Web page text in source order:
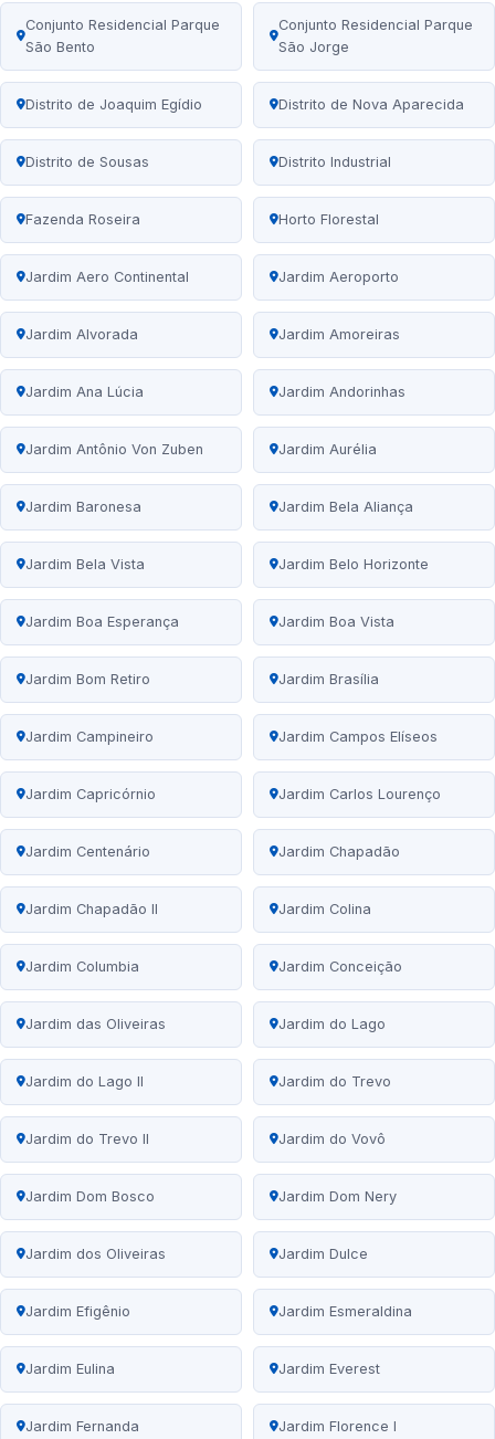
Conjunto Residencial Parque
São Bento
Conjunto Residencial Parque
São Jorge
Distrito de Joaquim Egídio Distrito de Nova Aparecida
Distrito de Sousas Distrito Industrial
Fazenda Roseira Horto Florestal
Jardim Aero Continental Jardim Aeroporto
Jardim Alvorada Jardim Amoreiras
Jardim Ana Lúcia Jardim Andorinhas
Jardim Antônio Von Zuben Jardim Aurélia
Jardim Baronesa Jardim Bela Aliança
Jardim Bela Vista Jardim Belo Horizonte
Jardim Boa Esperança Jardim Boa Vista
Jardim Bom Retiro Jardim Brasília
Jardim Campineiro Jardim Campos Elíseos
Jardim Capricórnio Jardim Carlos Lourenço
Jardim Centenário Jardim Chapadão
Jardim Chapadão II Jardim Colina
Jardim Columbia Jardim Conceição
Jardim das Oliveiras Jardim do Lago
Jardim do Lago II Jardim do Trevo
Jardim do Trevo II Jardim do Vovô
Jardim Dom Bosco Jardim Dom Nery
Jardim dos Oliveiras Jardim Dulce
Jardim Efigênio Jardim Esmeraldina
Jardim Eulina Jardim Everest
Jardim Fernanda Jardim Florence I